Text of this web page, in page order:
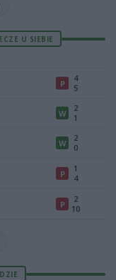
U SIEBIE
P
4
5
W
2
1
W
2
0
P
1
4
P
2
10